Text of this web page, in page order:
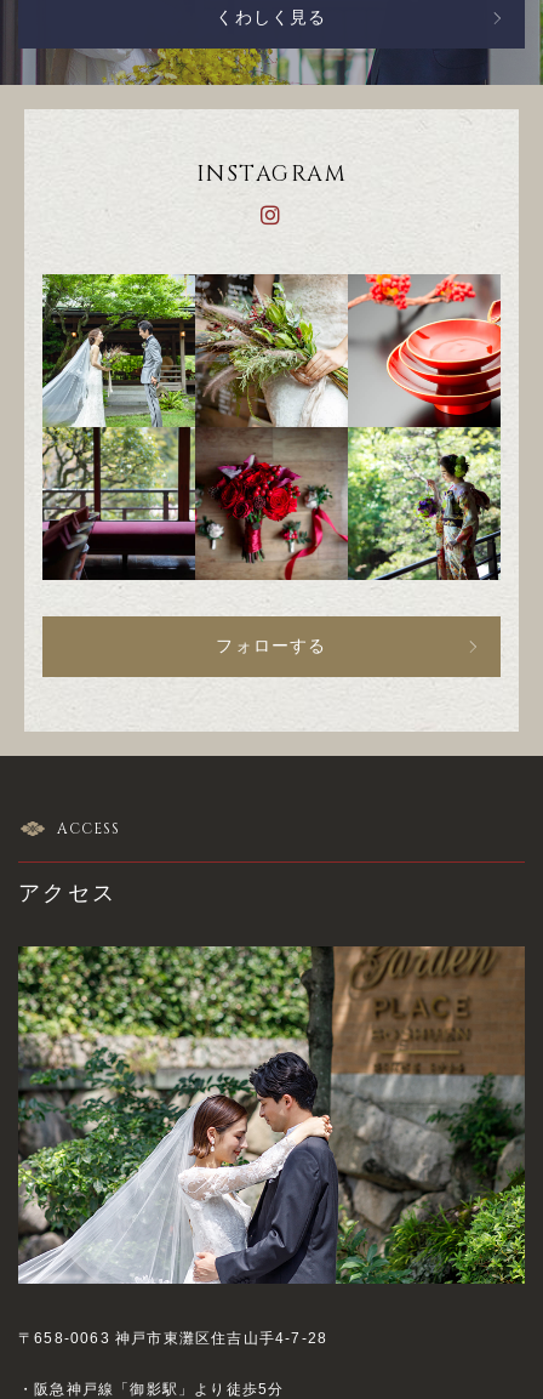
くわしく見る
INSTAGRAM
フォローする
ACCESS
アクセス
〒658-0063 神戸市東灘区住吉山手4-7-28
・阪急神戸線「御影駅」より徒歩5分